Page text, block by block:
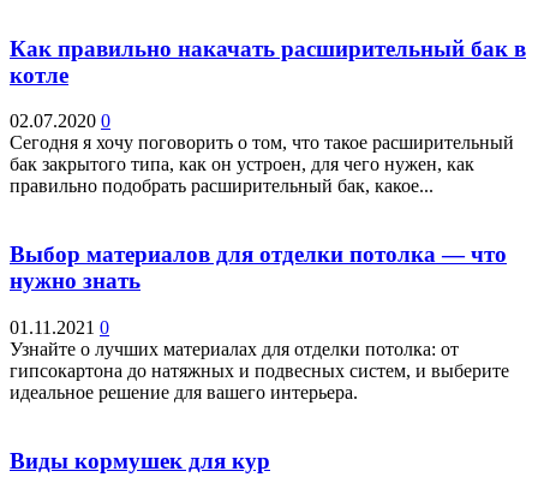
Как правильно накачать расширительный бак в
котле
02.07.2020 0
Сегодня я хочу поговорить о том, что такое расширительный
бак закрытого типа, как он устроен, для чего нужен, как
правильно подобрать расширительный бак, какое...
Выбор материалов для отделки потолка — что
нужно знать
01.11.2021 0
Узнайте о лучших материалах для отделки потолка: от
гипсокартона до натяжных и подвесных систем, и выберите
идеальное решение для вашего интерьера.
Виды кормушек для кур